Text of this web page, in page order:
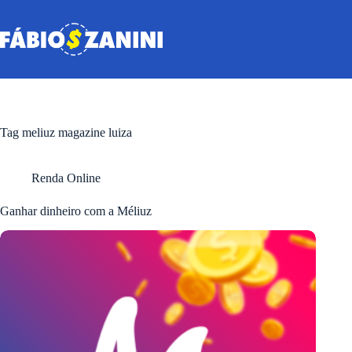
o
conteúdo
Tag meliuz magazine luiza
Renda Online
Ganhar dinheiro com a Méliuz